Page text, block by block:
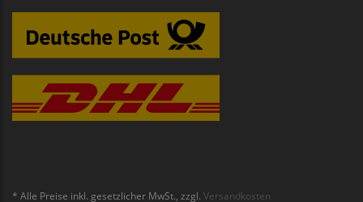
* Alle Preise inkl. gesetzlicher MwSt., zzgl. Versandkosten